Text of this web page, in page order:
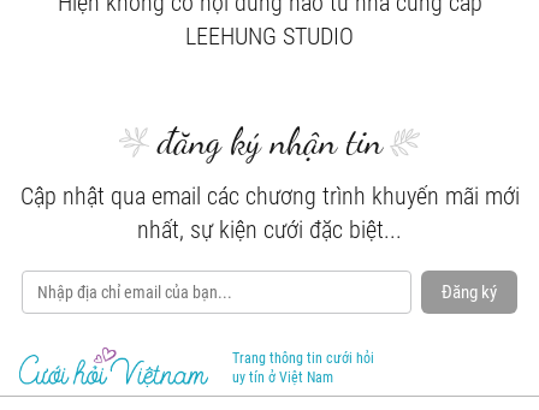
LEEHUNG STUDIO
đăng ký nhận tin
Cập nhật qua email các chương trình khuyến mãi mới
nhất, sự kiện cưới đặc biệt...
Đăng ký
Trang thông tin cưới hỏi
uy tín ở Việt Nam